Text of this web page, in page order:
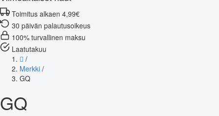
Toimitus alkaen 4,99€
30 päivän palautusoikeus
100% turvallinen maksu
Laatutakuu
/
Merkki /
GQ
GQ